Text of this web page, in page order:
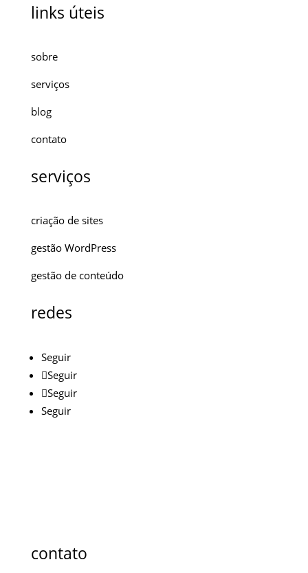
links úteis
sobre
serviços
blog
contato
serviços
criação de sites
gestão WordPress
gestão de conteúdo
redes
Seguir
Seguir
Seguir
Seguir
contato